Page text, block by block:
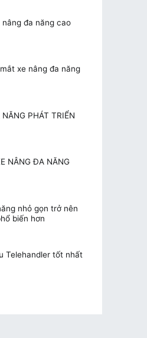
đa năng cao
xe nâng đa năng
PHÁT TRIỂN
NÂNG ĐA NĂNG
nhỏ gọn trở nên
biến hơn
Telehandler tốt nhất